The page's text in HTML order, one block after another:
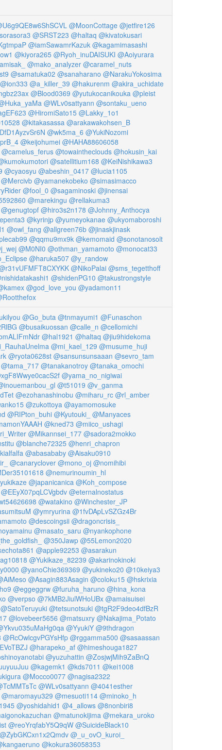
@MoonCottage @jetfire126
@SRST223 @haltaq @kivatokusari
@iamSawamrKazuk @kagamimasashi
@kiyora265 @Ryoh_inuDAISUKI @Aoiyurara
@mako_analyzer @caramel_nuts
@samatuka02 @sanaharano @NarakuYokosima
@ion333 @a_killer_39 @hakurenm @akira_uchidate
@Blood0369 @yutukocanikouka @pleist
@WLv0sattyann @sontaku_ueno
@HiromiSato15 @Lakky_1o1
@kitakasassa @arakawakohsen_B
@wk5ma_6 @YukiNozomi
@keijohumei @HAHA88606058
@camelus_ferus @towaintheclouds @hokusin_kai
@satellitium168 @KeiNishikawa3
@cyaosyu @abeshin_0417 @lucia1105
@Mercivb @yamanekobeko @simasimacco
@fool_0 @sagaminoski @jinensai
@marekingu @rellakuma3
@genugtopf @hiro3s2n178 @Johnny_Anthocya
@kyrinjp @yumeyokanae @ukyomaboroshi
@owl_fang @allgreen76b @jinaskjinask
@qqmu9mx9k @kemomaid @sonotanosolt
@M0NI0 @othman_yamamoto @monocat33
@haruka507 @y_randow
@NikoPalai @sms_tegetthoff
@shidenPG10 @takustrongstyle
@god_love_you @yadamon11
@Go_buta @tnmayumi1 @Funaschon
@busaikuossan @calle_n @cellomichi
@hal1921 @haltaq @jiu9hidekoma
@mi_kael_129 @musume_huji
@ryota0628st @sansunsunsaaan @sevro_tam
@tama_717 @tanakanotroy @tanaka_omochi
@yama_no_nigiwai
@t51019 @v_ganma
@ezohanashinobu @miharu_rc @rl_amber
@zukottoya @ayamomosuke
@RIPton_buhi @Kyutouki_ @Manyaces
@kned73 @miico_ushagi
@Mikannsei_177 @sadora2mokko
@blanche72325 @henri_chapron
@abasababy @Aisaku0910
@canaryclover @mono_oj @nomihibi
@nemurinoumin_hl
@japanicanica @Koh_compose
@EEyX07pqLCVgbdv @eternalnostatus
@watakino @Winchester_JP
@ymryurina @1fvDApLvSZGz4Br
@descoingsii @dragoncrisis_
@masato_saru @nyankophone
@350Jawp @55Lemon2020
@apple92253 @asarakun
@Yukikaze_82239 @akarinokinoki
@yanoChie369369 @yukineko20 @10keiya3
@Asagin883Asagin @coloku15 @hskrixia
@eggeggrw @furuha_haruno @hina_kona
@verpso @7kMB2JiulWHoUBx @amaisuisei
@SatoTeruyuki @tetsunotsuki @tgR2F9deo4dfBzR
@lovebeer5656 @matsuxry @Nakajima_Potato
@YyukiY @9thdragon
@RcOwlcgvPGYsHfp @rggamma500 @sasaassan
@harapeko_af @himeshouga1827
@yuzuhattin @ZosjwjMih9ZaBnQ
@kagemk1 @kds7011 @kei1008
@Mocco0077 @nagisa2322
@WLv0sattyann @4041esther
@maromayu329 @mesuoti114 @minoko_h
@yoshidahid1 @4_allows @8nonbiri8
@matunokijima @mekara_uroko
@reoYrqfabY5Q9qW @SuicideBlack10
@ZybGKCxn1x2Qmdv @_u_ovO_kuroi_
@kokura36058353